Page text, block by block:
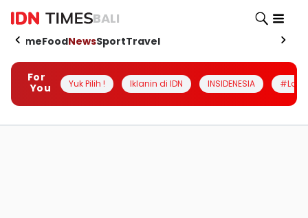
BALI
HomeFoodNewsSportTravel
For
You
Yuk Pilih ! Iklanin di IDN INSIDENESIA